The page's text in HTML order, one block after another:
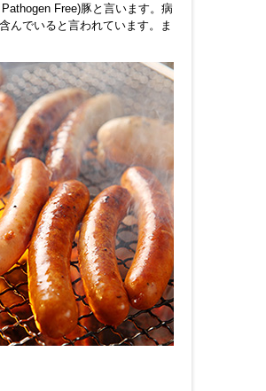
Free)豚と言います。病
んでいると言われています。ま